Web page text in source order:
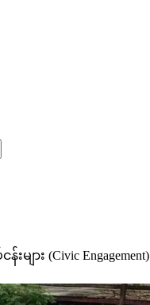
း (Civic Engagement)